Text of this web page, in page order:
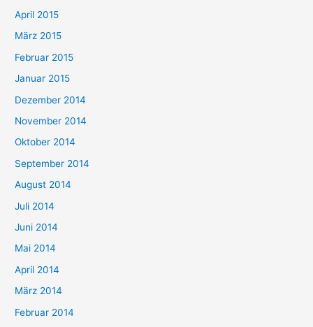
April 2015
März 2015
Februar 2015
Januar 2015
Dezember 2014
November 2014
Oktober 2014
September 2014
August 2014
Juli 2014
Juni 2014
Mai 2014
April 2014
März 2014
Februar 2014